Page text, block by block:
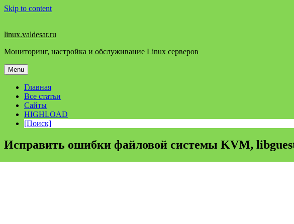
Skip to content
linux.valdesar.ru
Мониторинг, настройка и обслуживание Linux серверов
Menu
Главная
Все статьи
Сайты
HIGHLOAD
[Поиск]
Исправить ошибки файловой системы KVM,